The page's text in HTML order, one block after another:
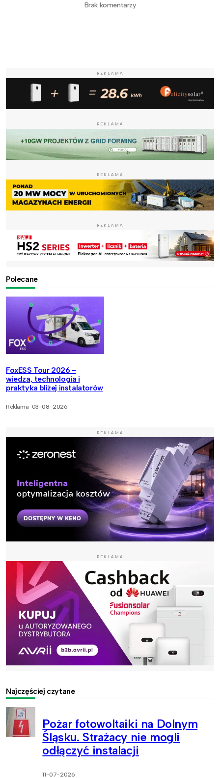
Brak komentarzy
REKLAMA
REKLAMA
REKLAMA
REKLAMA
Polecane
FoxESS Tour 2026 -
wiedza, technologia i
praktyka bliżej instalatorów
Reklama 03-08-2026
REKLAMA
REKLAMA
Najczęściej czytane
Pożar fotowoltaiki na Dolnym
Śląsku. Strażacy nie mogli
odłączyć instalacji
11-07-2026